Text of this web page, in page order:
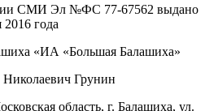
СМИ Эл №ФС ‎77-67562 выдано
2016 года
«ИА «Большая Балашиха»
Грунин
область, г. Балашиха, ул.